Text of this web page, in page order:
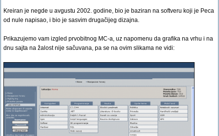
Kreiran je negde u avgustu 2002. godine, bio je baziran na softveru koji je Peca
od nule napisao, i bio je sasvim drugačijeg dizajna.
Prikazujemo vam izgled prvobitnog MC-a, uz napomenu da grafika na vrhu i na
dnu sajta na žalost nije sačuvana, pa se na ovim slikama ne vidi: